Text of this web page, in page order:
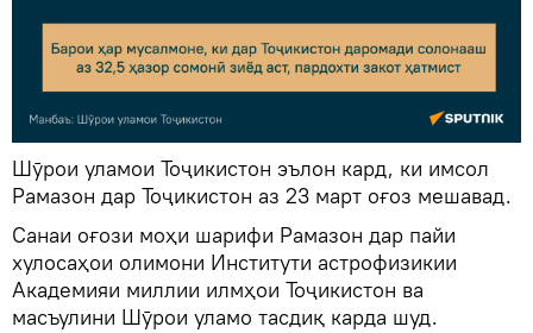
Шӯрои уламои Тоҷикистон эълон кард, ки имсол
Рамазон дар Тоҷикистон аз 23 март оғоз мешавад.
Санаи оғози моҳи шарифи Рамазон дар пайи
хулосаҳои олимони Институти астрофизикии
Академияи миллии илмҳои Тоҷикистон ва
масъулини Шӯрои уламо тасдиқ карда шуд.